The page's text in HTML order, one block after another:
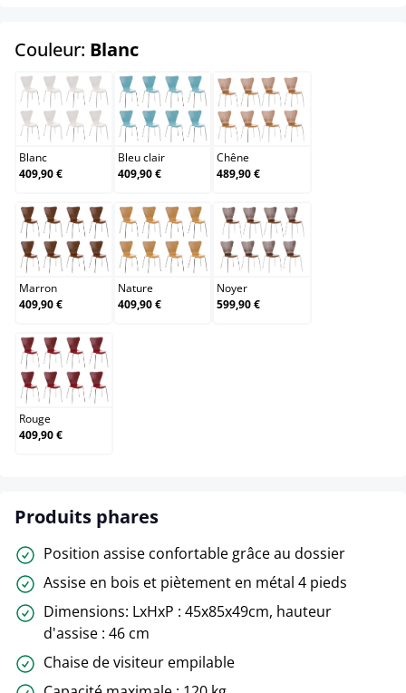
Couleur: Blancselect
Blanc
Blanc
409,90 €
Bleu clair
Bleu clair
409,90 €
Chêne
Chêne
489,90 €
Marron
Marron
409,90 €
Nature
Nature
409,90 €
Noyer
Noyer
599,90 €
Rouge
Rouge
409,90 €
Produits phares
Position assise confortable grâce au dossier
Assise en bois et piètement en métal 4 pieds
Dimensions: LxHxP : 45x85x49cm, hauteur
d'assise : 46 cm
Chaise de visiteur empilable